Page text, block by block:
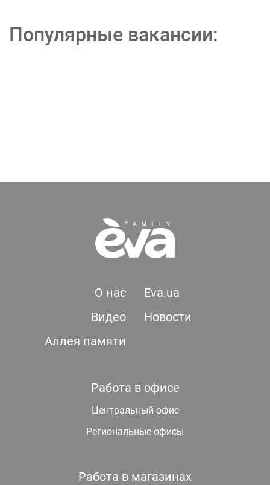
Популярные вакансии:
О нас
Eva.ua
Видео
Новости
Аллея памяти
Работа в офисе
Центральный офис
Региональные офисы
Работа в магазинах